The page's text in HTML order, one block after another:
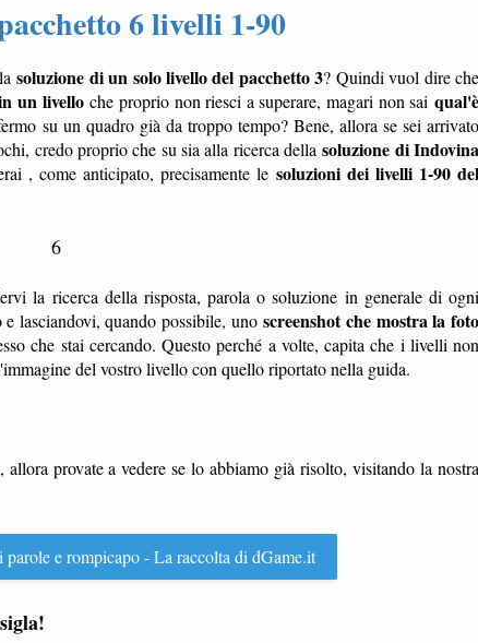
6 livelli 1-90
lasoluzione di un solo livello del pacchetto 3? Quindi vuol dire
un livelloche proprio non riesci a superare, magari non sai
su un quadro già da troppo tempo? Bene, allora se sei
credo proprio che su sia alla ricerca dellasoluzione di
, come anticipato, precisamente le soluzioni dei livelli 1-90 del
6
la ricerca della risposta, parola o soluzione in generale di ogni
lasciandovi, quando possibile, unoscreenshot che mostra la
che stai cercando. Questo perché a volte, capita che i livelli non
del vostro livello con quello riportato nella guida.
, allora provate a vedere se lo abbiamo già risolto, visitando la
e rompicapo - La raccolta di dGame.it